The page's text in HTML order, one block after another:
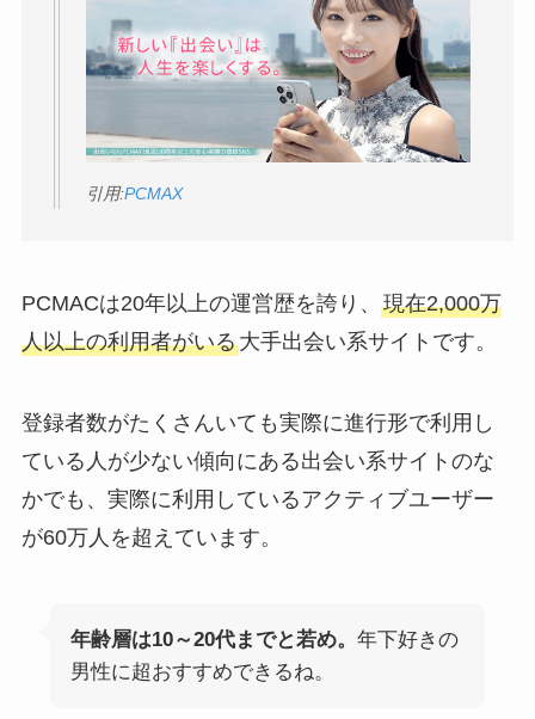
引用:PCMAX
PCMACは20年以上の運営歴を誇り、 現在2,000万
人以上の利用者がいる大手出会い系サイトです。
登録者数がたくさんいても実際に進行形で利用し
ている人が少ない傾向にある出会い系サイトのな
かでも、実際に利用しているアクティブユーザー
が60万人を超えています。
年齢層は10～20代までと若め。 年下好きの
男性に超おすすめできるね。